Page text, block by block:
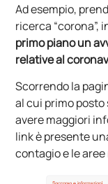
Ad esempio,
ricerca “corona”,
primo piano un
relative al
Scorrendo la
al cui primo
avere maggiori
link è presente
contagio e le